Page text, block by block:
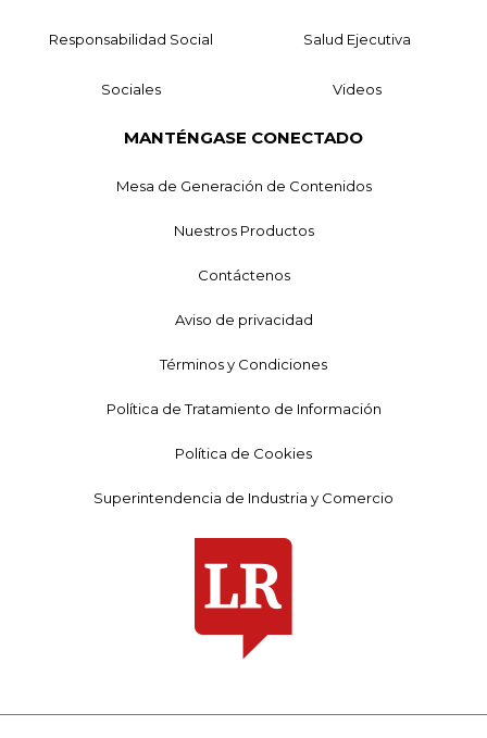
Responsabilidad Social Salud Ejecutiva
Sociales Videos
MANTÉNGASE CONECTADO
Mesa de Generación de Contenidos
Nuestros Productos
Contáctenos
Aviso de privacidad
Términos y Condiciones
Política de Tratamiento de Información
Política de Cookies
Superintendencia de Industria y Comercio